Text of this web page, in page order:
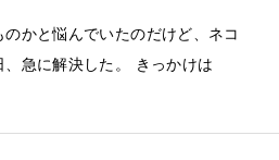
のかと悩んでいたのだけど、ネコ
、急に解決した。 きっかけは